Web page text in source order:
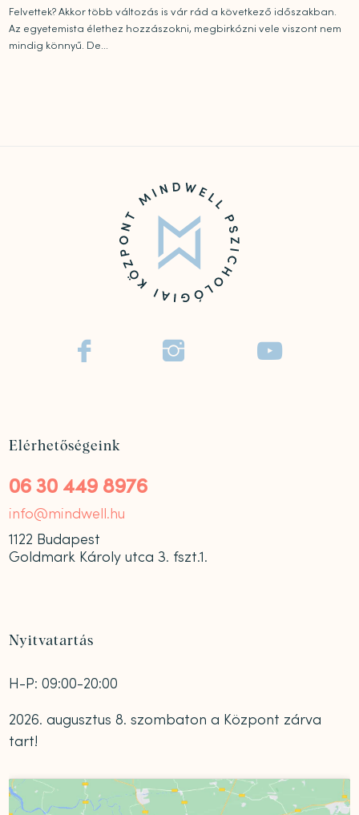
Felvettek? Akkor több változás is vár rád a következő időszakban.
Az egyetemista élethez hozzászokni, megbirkózni vele viszont nem
mindig könnyű. De...
  
Elérhetőségeink
06 30 449 8976
info@mindwell.hu
1122 Budapest
Goldmark Károly utca 3. fszt.1.
Nyitvatartás
H-P: 09:00-20:00
2026. augusztus 8. szombaton a Központ zárva
tart!